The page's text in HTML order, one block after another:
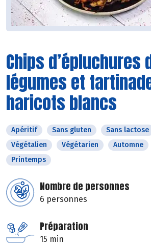
Chips d’épluchures
légumes et
haricots blancs
Apéritif Sans gluten Sans lactose
Végétalien
Végétarien Automne
Printemps
Nombre de personnes
6 personnes
Préparation
15 min